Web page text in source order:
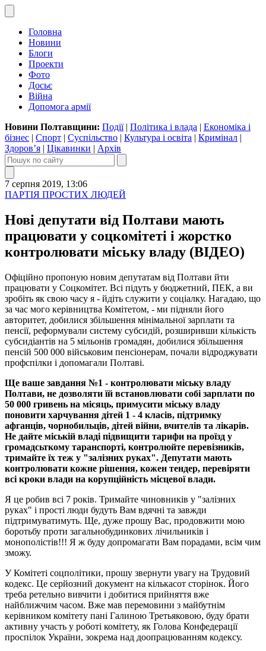
Головна
Новини
Блоги
Проекти
Фото
Досьє
Війна
Допомога армії
Новини Полтавщини: Події| Політика і влада | Економіка і
бізнес | Спорт | Суспільство | Культура і освіта | Кримінал |
Здоров’я | Цікавинки | Архів
7 серпня 2019, 13:06
ПАРТІЯ ПРОСТИХ ЛЮДЕЙ
Нові депутати від Полтави мають
працювати у соцкомітеті і жорстко
контролювати міську владу (ВІДЕО)
Офіційно пропоную новим депутатам від Полтави йти
працювати у Соцкомітет. Всі підуть у бюджетний, ПЕК, а ви
зробіть як свою часу я - йдіть служити у соціалку. Нагадаю, що
за час мого керівництва Комітетом, - ми підняли його
авторитет, добилися збільшення мінімальної зарплати та
пенсії, реформували систему субсидій, розширивши кількість
субсидіантів на 5 мільонів громадян, добилися збільшення
пенсій 500 000 військовим пенсіонерам, почали відроджувати
профспілки і допомагали Полтаві.
Ще ваше завдання №1 - контролювати міську владу
Полтави, не дозволяти їй встановлювати собі зарплати по
50 000 гривень на місяць, примусити міську владу
поновити харчування дітей 1 - 4 класів, підтримку
афганців, чорнобильців, дітей війни, вчителів та лікарів.
Не дайте міській владі підвищити тарифи на проїзд у
громадсьткому таранспорті, контролюйте перевізників,
тримайте їх теж у "залізних руках". Депутати мають
контролювати кожне рішення, кожен тендер, перевіряти
всі кроки влади на корупційність місцевої влади.
Я це робив всі 7 років. Тримайте чиновників у "залізних
руках" і прості люди будуть Вам вдячні та завжди
підтримуватимуть. Ще, дуже прошу Вас, продовжити мою
боротьбу проти загальнобудинкових лічильників і
монополістів!!! Я ж буду допромагати Вам порадами, всім чим
зможу.
У Комітеті соцполітики, прошу звернути увагу на Трудовий
кодекс. Це серйозний документ на кількасот сторінок. Його
треба ретельно вивчити і добитися прийняття вже
найближчим часом. Вже мав перемовини з майбутнім
керівником комітету пані Галиною Третьяковою, буду брати
активну участь у роботі комітету, як Голова Конфедерації
проспілок України, зокрема над доопрацюванням кодексу.